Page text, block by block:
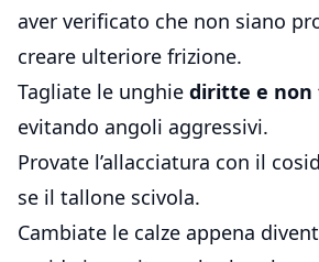
aver verificato che non siano
creare ulteriore frizione.
Tagliate le unghie diritte e non
evitando angoli aggressivi.
Provate l’allacciatura con il
se il tallone scivola.
Cambiate le calze appena